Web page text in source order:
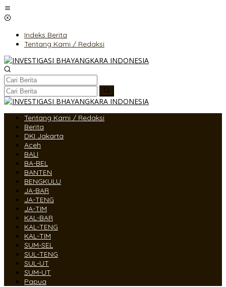
Lewati
ke
Indeks Berita
Tentang Kami / Redaksi
Tentang Kami / Redaksi
Berita
DKI Jakarta
Aceh
BALI
BA-BEL
BANTEN
BENGKULU
JA-BAR
JA-TENG
JA-TIM
KAL-BAR
KAL-TENG
KAL-TIM
SUM-SEL
SUL-TENG
SUL-UT
SUM-UT
Papua